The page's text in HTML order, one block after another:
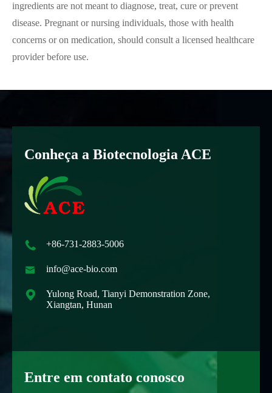
ingredients are not meant to diagnose, treat, cure or prevent
disease. Pregnant or nursing individuals, those with health
concerns or on medication, should consult a licensed healthcare
provider before use.
Conheça a Biotecnologia ACE
 +86-731-2883-5006
 info@ace-bio.com

Yulong Road, Tianyi Demonstration Zone,
Xiangtan, Hunan
Entre em contato conosco